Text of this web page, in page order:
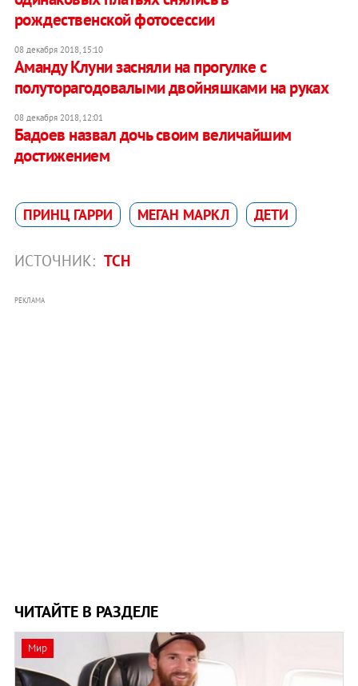
рождественской фотосессии
08 декабря 2018, 15:10
Аманду Клуни засняли на прогулке с
полуторагодовалыми двойняшками на руках
08 декабря 2018, 12:01
Бадоев назвал дочь своим величайшим
достижением
ПРИНЦ ГАРРИ МЕГАН МАРКЛ ДЕТИ
ИСТОЧНИК: ТСН
РЕКЛАМА
ЧИТАЙТЕ В РАЗДЕЛЕ
Мир